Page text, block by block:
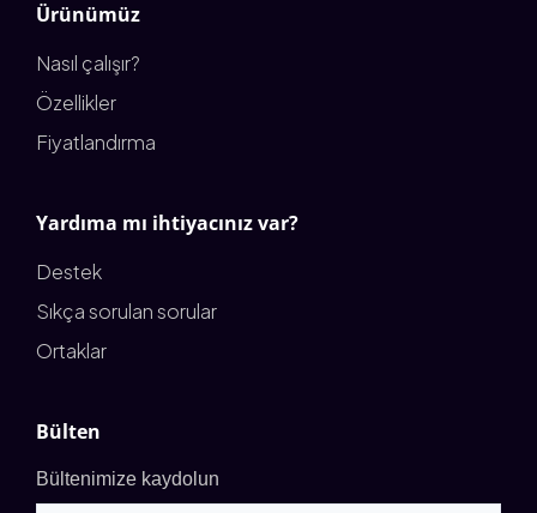
Ürünümüz
Nasıl çalışır?
Özellikler
Fiyatlandırma
Yardıma mı ihtiyacınız var?
Destek
Sıkça sorulan sorular
Ortaklar
Bülten
Bültenimize kaydolun